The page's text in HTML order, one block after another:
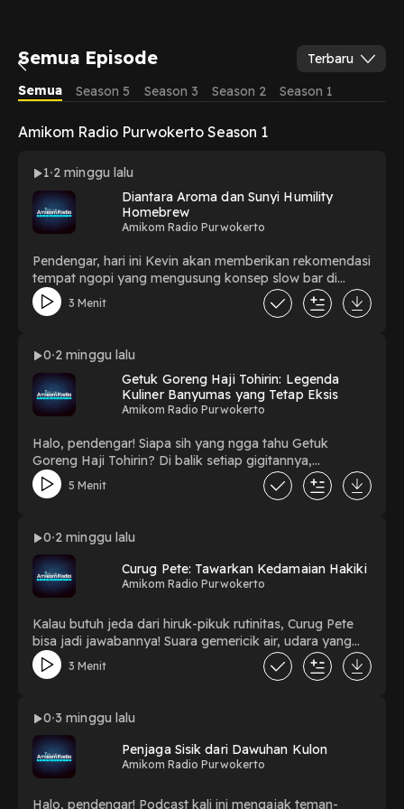
Semua Episode
Terbaru
Semua
Season 5 Season 3 Season 2 Season 1
Amikom Radio Purwokerto Season 1
1 2 minggu lalu
Diantara Aroma dan Sunyi Humility
Homebrew
Amikom Radio Purwokerto
Pendengar, hari ini Kevin akan memberikan rekomendasi
tempat ngopi yang mengusung konsep slow bar di
Purwokerto bagian selatan, yakni Humility Homebrew.
Humility menghadirkan pengalaman bersantai dengan
Cocok untuk menikmati waktu sendiri, berbincang
bersama teman, atau sekadar melepas penat di tengah
padatnya aktivitas. Kalau pendengar sedang mencari
tempat dengan kuliner yang lezat dan suasana yang
bikin betah, Slow Bar di Humility Homebrew wajib
Jurnalistik Radio oleh Kevin Ray Djayalaras Putra]
3 Menit
0 2 minggu lalu
Getuk Goreng Haji Tohirin: Legenda
Kuliner Banyumas yang Tetap Eksis
Amikom Radio Purwokerto
Halo, pendengar! Siapa sih yang ngga tahu Getuk
Goreng Haji Tohirin? Di balik setiap gigitannya,
tersimpan kisah tentang tradisi, ketekunan, dan cita rasa
yang diwariskan dari generasi ke generasi. Di tengah
ini tetap bertahan dengan mempertahankan resep,
kualitas, dan keaslian rasa yang telah dicintai sejak dulu.
Penasaran kan bagaimana sejarahnya? Dengarkan
Spotify Amikom Radio Purwokerto sampai detik terakhir
ya! [Ujian Tengah Semester Jurnalistik Radio oleh
Muhammad Nafish Rizqi Irwansyah]
5 Menit
0 2 minggu lalu
Curug Pete: Tawarkan Kedamaian Hakiki
Amikom Radio Purwokerto
Kalau butuh jeda dari hiruk-pikuk rutinitas, Curug Pete
bisa jadi jawabannya! Suara gemericik air, udara yang
sejuk, dan suasana alam yang masih asri menghadirkan
pengalaman yang sulit dilupakan. Tempat yang pas
mengisi ulang energi. Siap merasakan sendiri
keseruannya? Yuk, masukkan Curug Pete ke daftar
destinasi liburanmu berikutnya! [Ujian Tengah Semester
Jurnalistik Radio oleh Rafly Rachmansyah]
3 Menit
0 3 minggu lalu
Penjaga Sisik dari Dawuhan Kulon
Amikom Radio Purwokerto
Halo, pendengar! Podcast kali ini mengajak teman-